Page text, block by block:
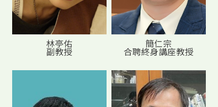
林亭佑
副教授
簡仁宗
合聘終身講座教授